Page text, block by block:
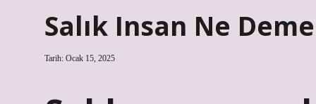
Salık Insan Ne
Tarih: Ocak 15, 2025